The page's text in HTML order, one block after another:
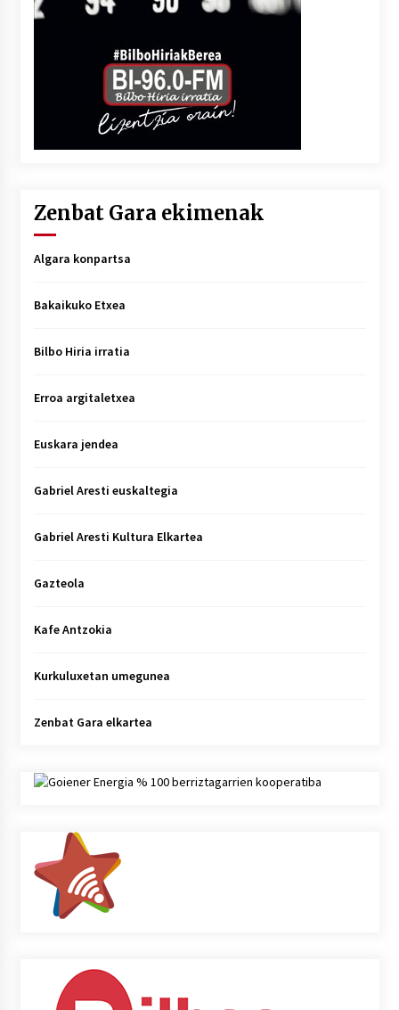
Zenbat Gara ekimenak
Algara konpartsa
Bakaikuko Etxea
Bilbo Hiria irratia
Erroa argitaletxea
Euskara jendea
Gabriel Aresti euskaltegia
Gabriel Aresti Kultura Elkartea
Gazteola
Kafe Antzokia
Kurkuluxetan umegunea
Zenbat Gara elkartea